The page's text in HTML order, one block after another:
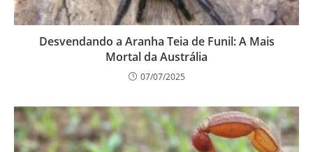
Desvendando a Aranha Teia de Funil: A Mais
Mortal da Austrália
07/07/2025